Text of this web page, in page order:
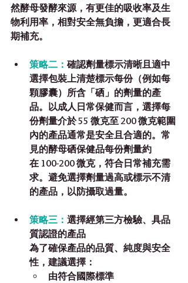
然酵母發酵來源，有更佳的吸收率及生
物利用率，相對安全無負擔，更適合長
期補充。
策略二： 確認劑量標示清晰且適中
選擇包裝上清楚標示每份（例如每
顆膠囊）所含「硒」的劑量的產
品。以成人日常保健而言，選擇每
份劑量介於 55 微克至 200 微克範圍
內的產品通常是安全且合適的。常
見的酵母硒保健品每份劑量約
在 100-200 微克，符合日常補充需
求。避免選擇劑量過高或標示不清
的產品，以防攝取過量。
策略三： 選擇經第三方檢驗、具品
質認證的產品
為了確保產品的品質、純度與安全
性，建議選擇：
由符合國際標準